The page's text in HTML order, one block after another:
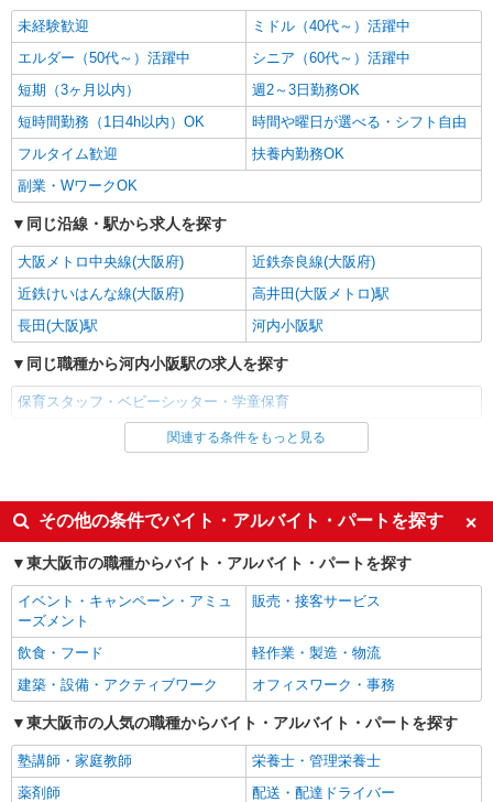
未経験歓迎
ミドル（40代～）活躍中
エルダー（50代～）活躍中
シニア（60代～）活躍中
短期（3ヶ月以内）
週2～3日勤務OK
短時間勤務（1日4h以内）OK
時間や曜日が選べる・シフト自由
フルタイム歓迎
扶養内勤務OK
副業・WワークOK
同じ沿線・駅から求人を探す
大阪メトロ中央線(大阪府)
近鉄奈良線(大阪府)
近鉄けいはんな線(大阪府)
高井田(大阪メトロ)駅
長田(大阪)駅
河内小阪駅
同じ職種から河内小阪駅の求人を探す
保育スタッフ・ベビーシッター・学童保育
同じ雇用形態から河内小阪駅の求人を探す
同じ特徴から河内小阪駅の求人を探す
未経験歓迎
ミドル（40代～）活躍中
エルダー（50代～）活躍中
シニア（60代～）活躍中
短期（3ヶ月以内）
短時間勤務（1日4h以内）OK
時間や曜日が選べる・シフト自由
フルタイム歓迎
扶養内勤務OK
副業・WワークOK
同じ職種から求人を探す
教育・保育
関連する条件をもっと見る
その他の条件でバイト・アルバイト・パートを探す
東大阪市の職種からバイト・アルバイト・パートを探す
イベント・キャンペーン・アミュ
ーズメント
販売・接客サービス
飲食・フード
軽作業・製造・物流
建築・設備・アクティブワーク
オフィスワーク・事務
東大阪市の人気の職種からバイト・アルバイト・パートを探す
塾講師・家庭教師
栄養士・管理栄養士
薬剤師
配送・配達ドライバー